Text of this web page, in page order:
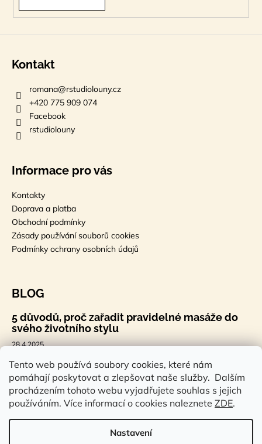
Tento web používá soubory cookies, které nám
pomáhají poskytovat a zlepšovat naše služby. Dalším
procházením tohoto webu vyjadřujete souhlas s jejich
používáním. Více informací o cookies naleznete ZDE.
Nastavení
Kontakt
romana@rstudiolouny.cz
+420 775 909 074
Facebook
rstudiolouny
Informace pro vás
Kontakty
Doprava a platba
Obchodní podmínky
Zásady používání souborů cookies
Podmínky ochrany osobních údajů
BLOG
5 důvodů, proč zařadit pravidelné masáže do
svého životního stylu
28.4.2025
🐣 Velikonoční styl, který tě bude bavit
7.4.2025
Sauna a saunová terapie: Cesta ke zdraví a
pohodě
14.2.2025